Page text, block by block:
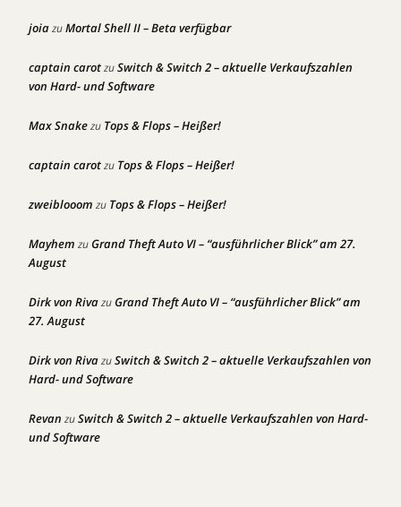
joiazuMortal Shell II – Beta verfügbar
captain carotzuSwitch & Switch 2 – aktuelle Verkaufszahlen
von Hard- und Software
Max Snakezu Tops & Flops – Heißer!
captain carotzu Tops & Flops – Heißer!
zweiblooom zu Tops & Flops – Heißer!
Mayhem zuGrand Theft Auto VI – “ausführlicher Blick” am 27.
August
Dirk von RivazuGrand Theft Auto VI – “ausführlicher Blick” am
27. August
Dirk von RivazuSwitch & Switch 2 – aktuelle Verkaufszahlen von
Hard- und Software
Revan zuSwitch & Switch 2 – aktuelle Verkaufszahlen von Hard-
und Software